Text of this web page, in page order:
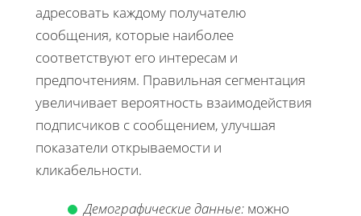
адресовать каждому получателю
сообщения, которые наиболее
соответствуют его интересам и
предпочтениям. Правильная сегментация
увеличивает вероятность взаимодействия
подписчиков с сообщением, улучшая
показатели открываемости и
кликабельности.
Демографические данные: можно